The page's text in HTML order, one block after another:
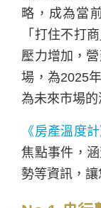
略，成為當
「打住不打
壓力增加，
場，為2025
為未來市場的
《房產溫度計
焦點事件，
勢等資訊，